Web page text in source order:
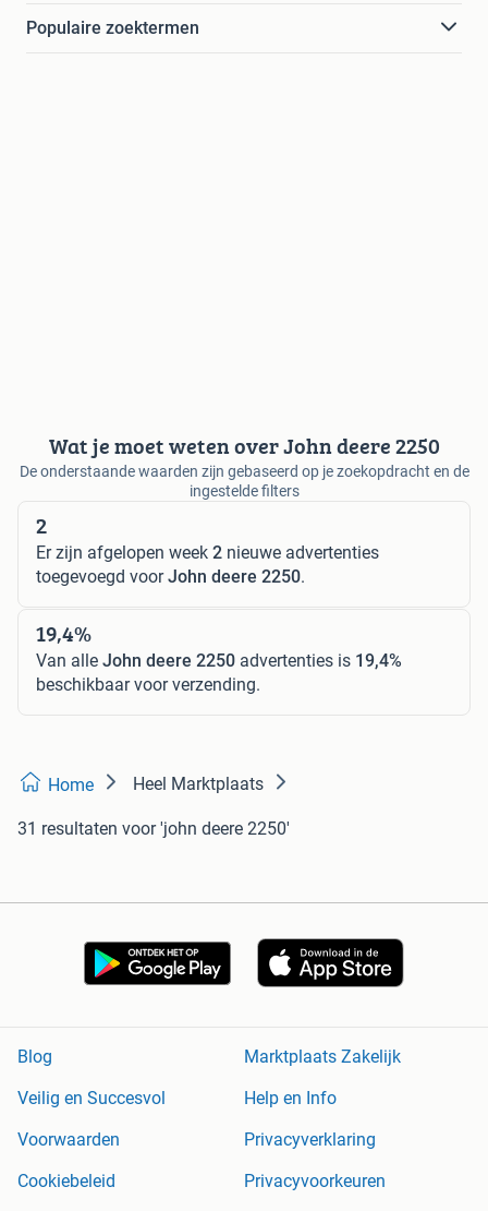
Populaire zoektermen
Wat je moet weten over John deere 2250
De onderstaande waarden zijn gebaseerd op je zoekopdracht en de
ingestelde filters
2
Er zijn afgelopen week 2 nieuwe advertenties
toegevoegd voorJohn deere 2250.
19,4%
Van alle John deere 2250 advertenties is 19,4%
beschikbaar voor verzending.
Home Heel Marktplaats
31 resultaten voor 'john deere 2250'
Blog
Marktplaats Zakelijk
Veilig en Succesvol
Help en Info
Voorwaarden
Privacyverklaring
Cookiebeleid
Privacyvoorkeuren